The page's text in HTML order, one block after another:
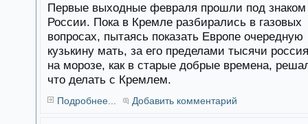
Первые выходные февраля прошли под знаком
России. Пока в Кремле разбирались в газовых
вопросах, пытаясь показать Европе очередную
кузькину мать, за его пределами тысячи
на морозе, как в старые добрые времена,
что делать с Кремлем.
Подробнее... Добавить комментарий